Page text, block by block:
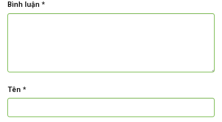
Bình luận *
Tên *